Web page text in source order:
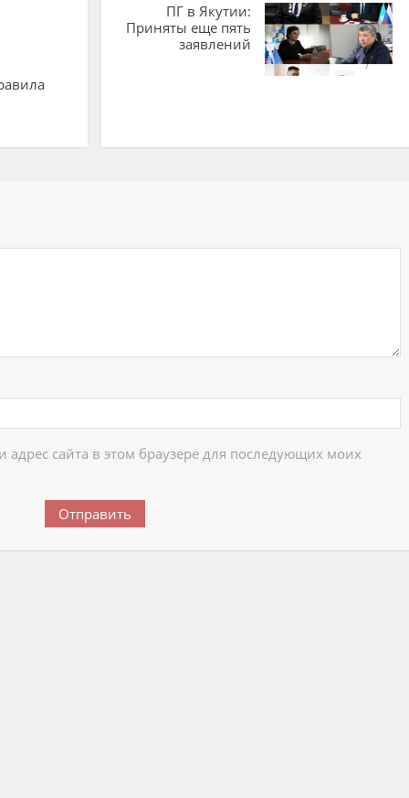
ПГ в Якутии:
Приняты еще пять
заявлений
сайта в этом браузере для последующих моих